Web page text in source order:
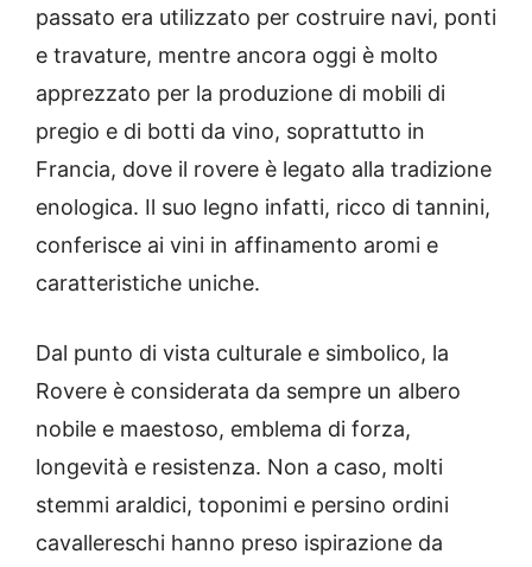
passato era utilizzato per costruire navi, ponti
e travature, mentre ancora oggi è molto
apprezzato per la produzione di mobili di
pregio e di botti da vino, soprattutto in
Francia, dove il rovere è legato alla tradizione
enologica. Il suo legno infatti, ricco di tannini,
conferisce ai vini in affinamento aromi e
caratteristiche uniche.
Dal punto di vista culturale e simbolico, la
Rovere è considerata da sempre un albero
nobile e maestoso, emblema di forza,
longevità e resistenza. Non a caso, molti
stemmi araldici, toponimi e persino ordini
cavallereschi hanno preso ispirazione da